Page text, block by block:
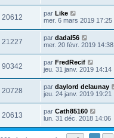
20612 par Like
mer. 6 mars 2019 17:25
21227 par dadal56
mer. 20 févr. 2019 14:38
90342 par FredRecif
jeu. 31 janv. 2019 14:14
20728 par daylord delaunay
jeu. 24 janv. 2019 19:21
20613 par Cath85160
lun. 31 déc. 2018 14:06